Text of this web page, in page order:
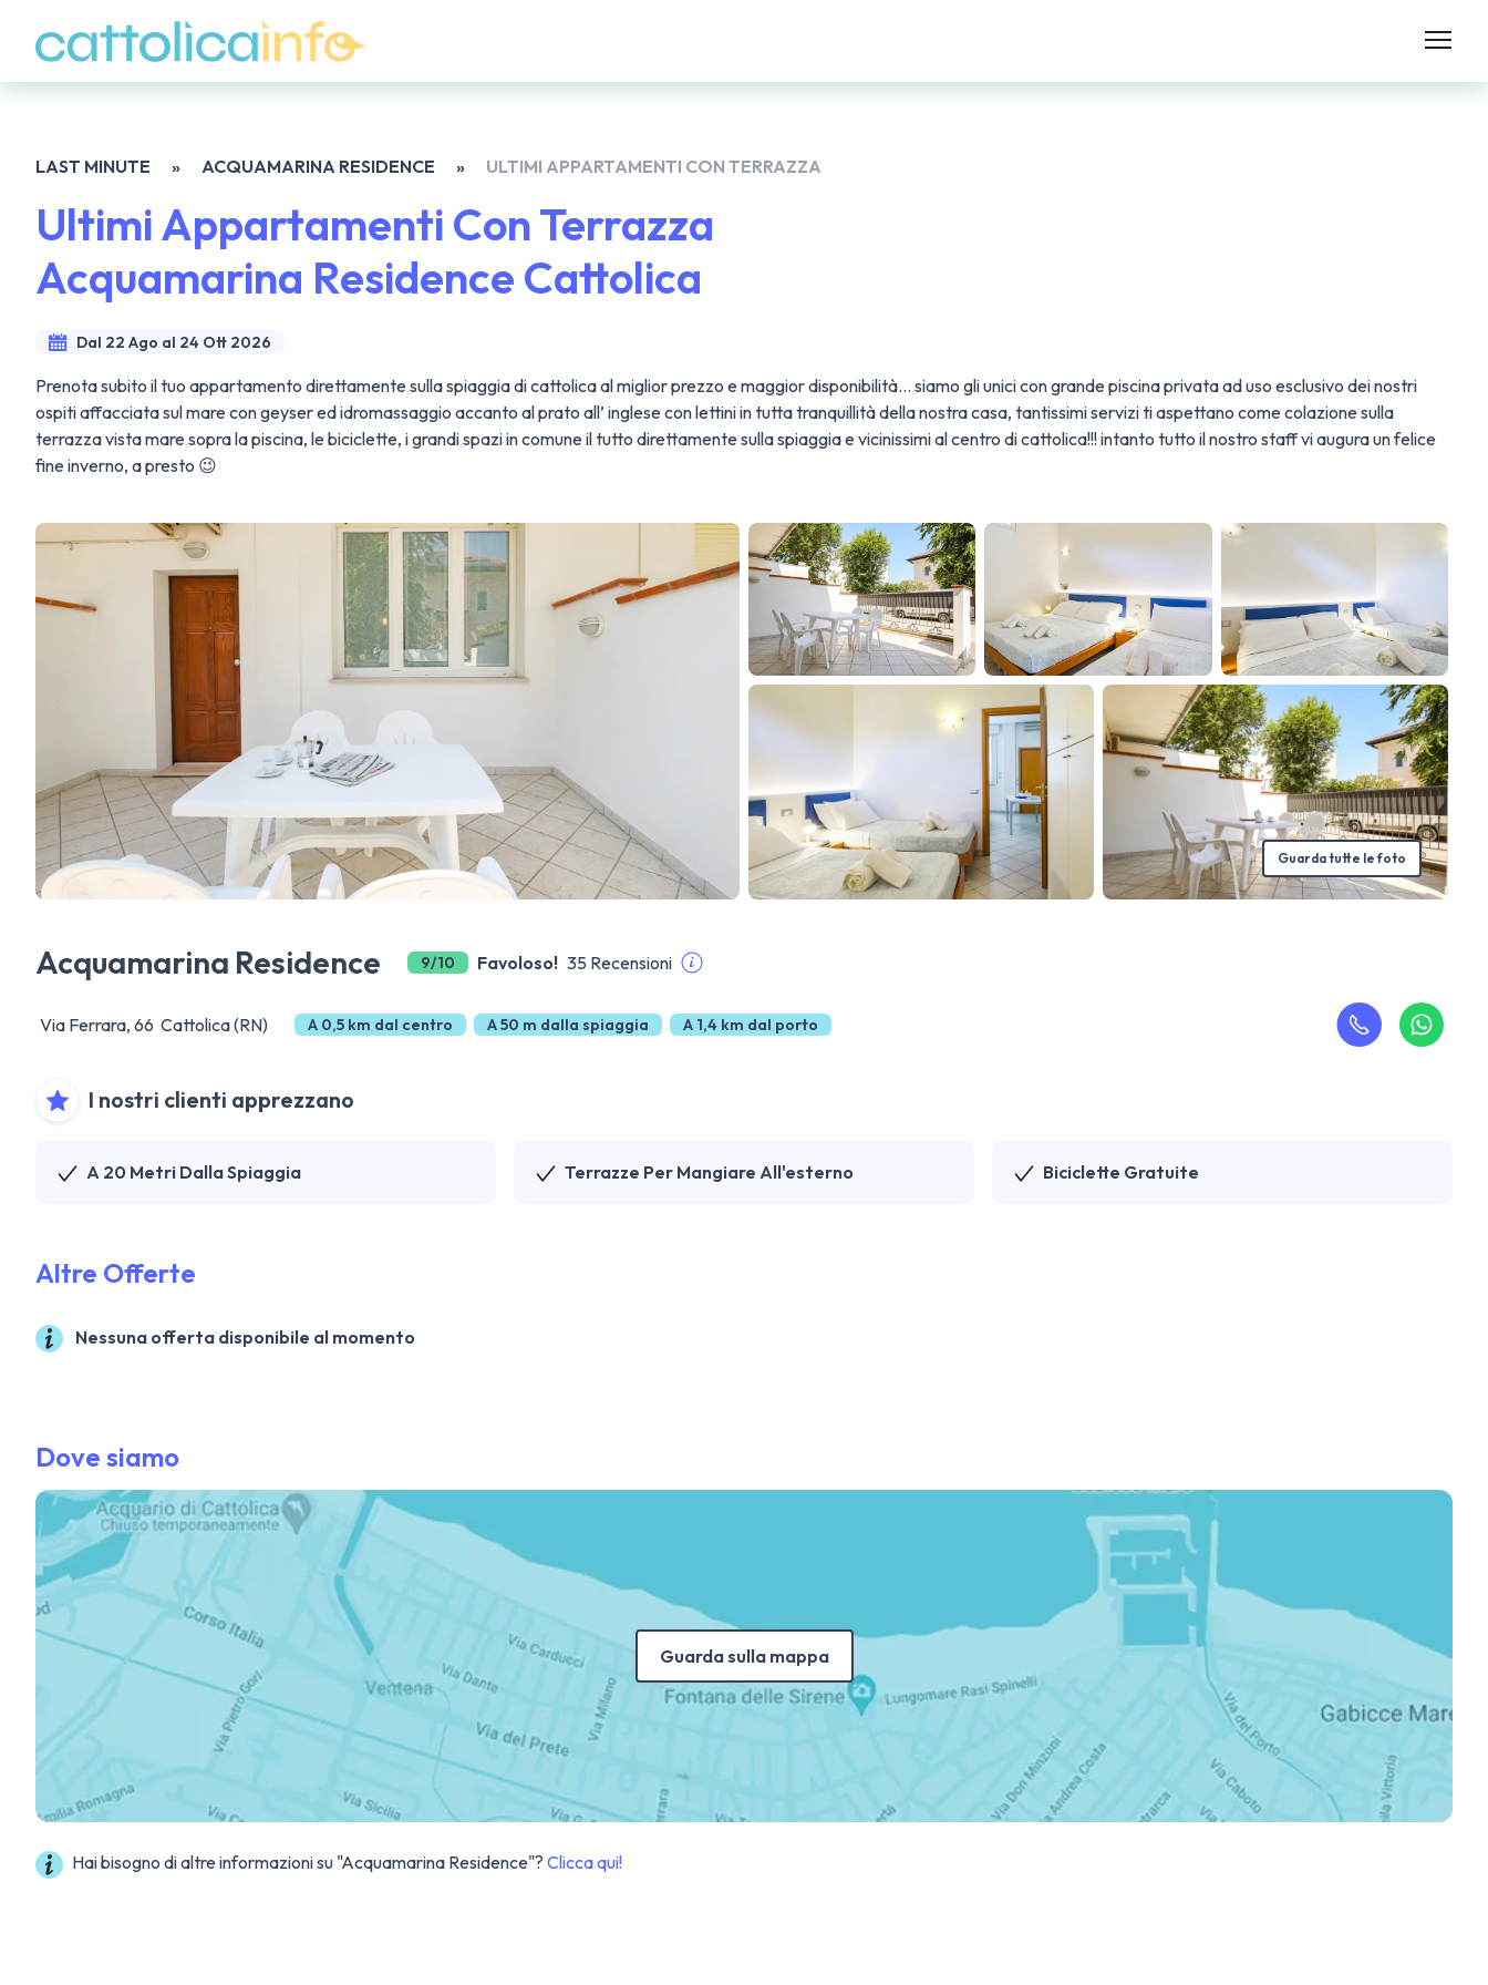
LAST MINUTE » ACQUAMARINA RESIDENCE » ULTIMI APPARTAMENTI CON TERRAZZA
Ultimi Appartamenti Con Terrazza
Acquamarina Residence Cattolica
Dal 22 Ago al 24 Ott 2026
Prenota subito il tuo appartamento direttamente sulla spiaggia di cattolica al miglior prezzo e maggior disponibilità… siamo gli unici con grande piscina privata ad uso esclusivo dei nostri
ospiti affacciata sul mare con geyser ed idromassaggio accanto al prato all’ inglese con lettini in tutta tranquillità della nostra casa, tantissimi servizi ti aspettano come colazione sulla
terrazza vista mare sopra la piscina, le biciclette, i grandi spazi in comune il tutto direttamente sulla spiaggia e vicinissimi al centro di cattolica!!! intanto tutto il nostro staff vi augura un felice
fine inverno, a presto 😉
Guarda tutte le foto
Acquamarina Residence 9/10 Favoloso! 35 Recensioni
Via Ferrara, 66 Cattolica (RN) A 0,5 km dal centro A 50 m dalla spiaggia A 1,4 km dal porto
I nostri clienti apprezzano
A 20 Metri Dalla Spiaggia Terrazze Per Mangiare All'esterno Biciclette Gratuite
Altre Offerte
Nessuna offerta disponibile al momento
Dove siamo
Guarda sulla mappa
Hai bisogno di altre informazioni su "Acquamarina Residence"? Clicca qui!